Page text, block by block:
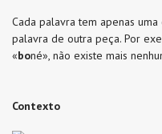
Cada palavra tem apenas
palavra de outra peça. Por
«boné», não existe mais
Contexto